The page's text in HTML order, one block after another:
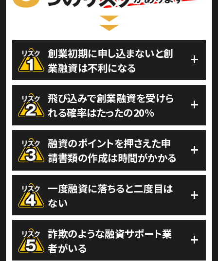
創業初期に申し込まないと創
業融資は不利になる
+
飛び込みで創業融資を受けら
れる確率はたったの20%
+
融資のポイントを押さえた申
請書類の作成は時間がかかる +
一度融資に落ちると二度目は
ない
+
詐欺のような融資サポート業
者がいる
+